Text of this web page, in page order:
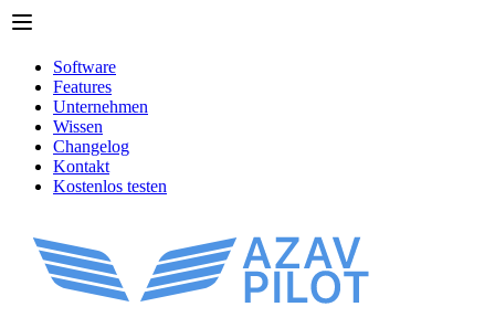
Software
Features
Unternehmen
Wissen
Changelog
Kontakt
Kostenlos testen